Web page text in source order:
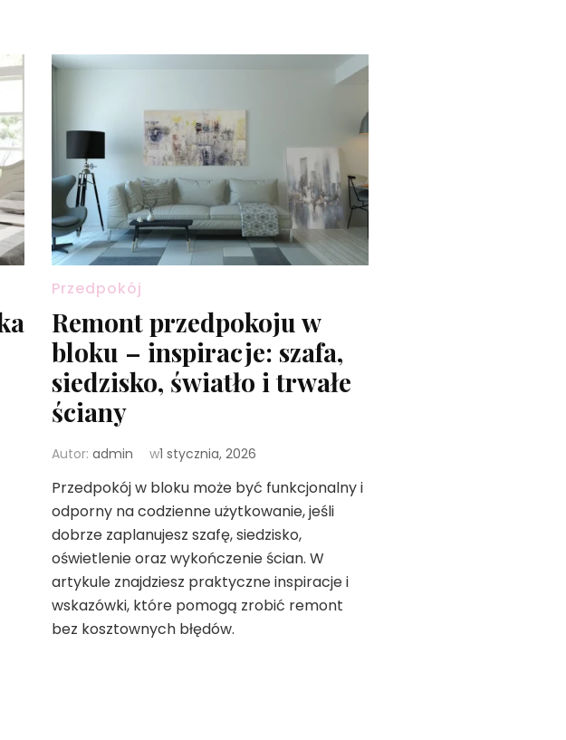
Przedpokój
Remont przedpokoju w
bloku – inspiracje: szafa,
siedzisko, światło i trwałe
ściany
Autor: admin w1 stycznia, 2026
Przedpokój w bloku może być funkcjonalny i
odporny na codzienne użytkowanie, jeśli
dobrze zaplanujesz szafę, siedzisko,
oświetlenie oraz wykończenie ścian. W
artykule znajdziesz praktyczne inspiracje i
wskazówki, które pomogą zrobić remont
bez kosztownych błędów.